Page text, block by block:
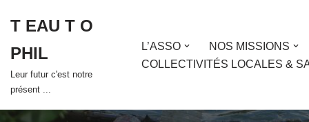
au
contenu
T EAU T O
PHIL
Leur futur c'est notre
présent ...
L’ASSO
NOS MISSIONS
COLLECTIVITÉS LOCALES &